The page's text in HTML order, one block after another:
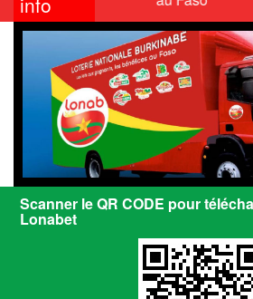
Scanner le QR CODE pour
Lonabet